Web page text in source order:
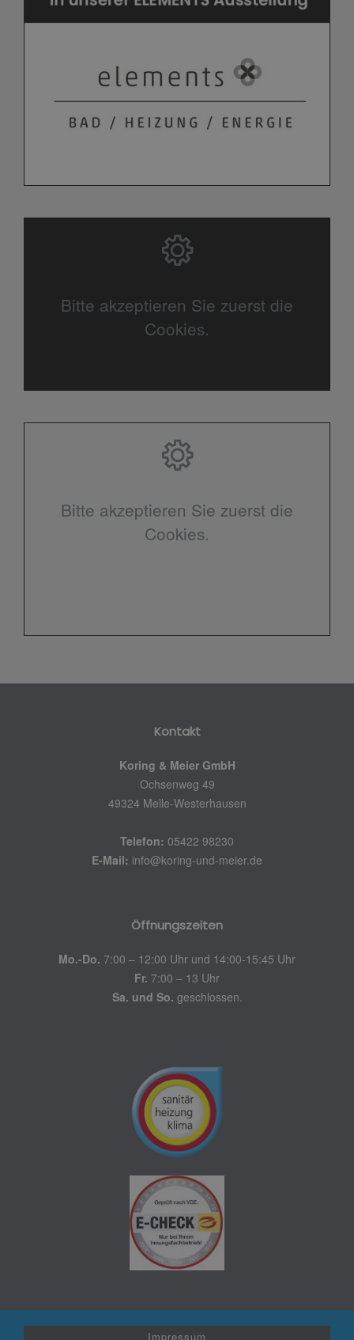
Bitte akzeptieren Sie zuerst die
Cookies.
Bitte akzeptieren Sie zuerst die
Cookies.
Kontakt
Koring & Meier GmbH
Ochsenweg 49
49324 Melle-Westerhausen
Telefon: 05422 98230
E-Mail: info@koring-und-meier.de
Öffnungszeiten
Mo.-Do. 7:00 – 12:00 Uhr und 14:00-15:45 Uhr
Fr. 7:00 – 13 Uhr
Sa. und So. geschlossen.
Impressum